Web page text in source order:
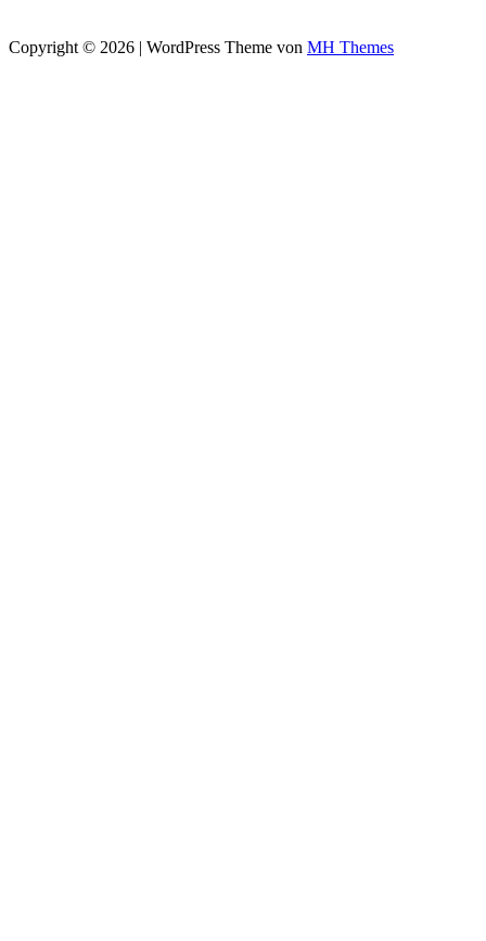
Copyright © 2026 | WordPress Theme von MH Themes